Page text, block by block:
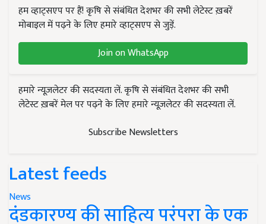
हम व्हाट्सएप पर हैं! कृषि से संबंधित देशभर की सभी लेटेस्ट ख़बरें
मोबाइल में पढ़ने के लिए हमारे व्हाट्सएप से जुड़ें.
Join on WhatsApp
हमारे न्यूज़लेटर की सदस्यता लें. कृषि से संबंधित देशभर की सभी
लेटेस्ट ख़बरें मेल पर पढ़ने के लिए हमारे न्यूज़लेटर की सदस्यता लें.
Subscribe Newsletters
Latest feeds
News
दंडकारण्य की साहित्य परंपरा के एक